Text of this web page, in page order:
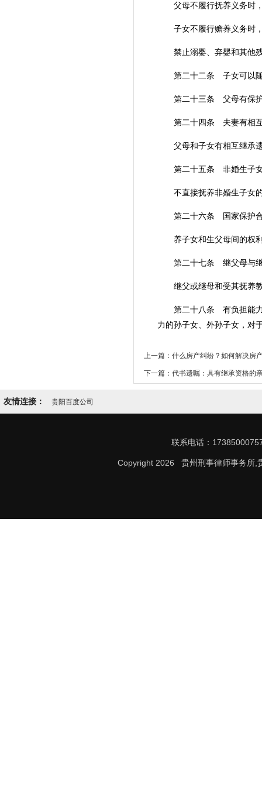
父母不履行抚养义务时，
子女不履行赡养义务时，
禁止溺婴、弃婴和其他残
第二十二条 子女可以随
第二十三条 父母有保护和
第二十四条 夫妻有相互
父母和子女有相互继承
第二十五条 非婚生子女
不直接抚养非婚生子女的
第二十六条 国家保护合法
养子女和生父母间的权利
第二十七条 继父母与继
继父或继母和受其抚养教
第二十八条 有负担能力的
力的孙子女、外孙子女，对
上一篇：什么房产纠纷？如何解决房
下一篇：代书遗嘱：具有继承资格的
友情连接： 贵阳百度公司
联系电话：
Copyright 2026 贵州刑事律师事务所,